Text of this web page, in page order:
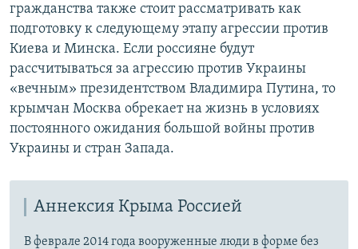
гражданства также стоит рассматривать как
подготовку к следующему этапу агрессии против
Киева и Минска. Если россияне будут
рассчитываться за агрессию против Украины
«вечным» президентством Владимира Путина, то
крымчан Москва обрекает на жизнь в условиях
постоянного ожидания большой войны против
Украины и стран Запада.
Аннексия Крыма Россией
В феврале 2014 года вооруженные люди в форме без